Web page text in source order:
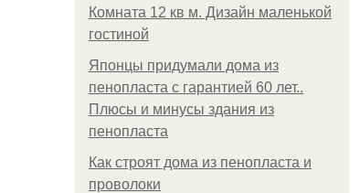
Комната 12 кв м. Дизайн маленькой
гостиной
Японцы придумали дома из
пенопласта с гарантией 60 лет..
Плюсы и минусы здания из
пенопласта
Как строят дома из пенопласта и
проволоки